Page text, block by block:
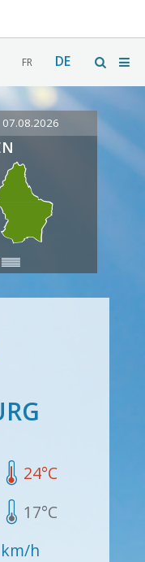
FR DE
07.08.2026
24°C
17°C
km/h